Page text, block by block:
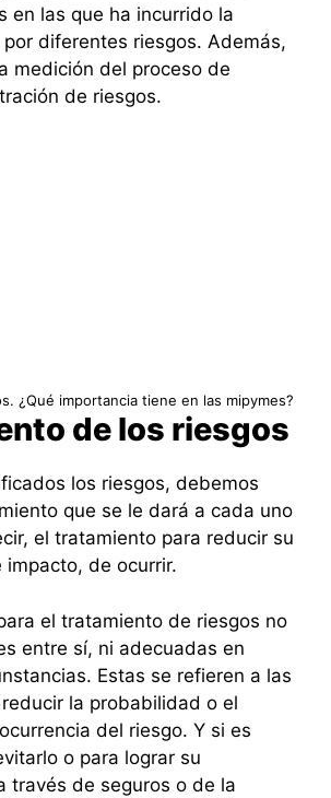
en las que ha incurrido la
por diferentes riesgos. Además,
medición del proceso de
de riesgos.
¿Qué importancia tiene en las mipymes?
de los riesgos
los riesgos, debemos
que se le dará a cada uno
el tratamiento para reducir su
de ocurrir.
el tratamiento de riesgos no
entre sí, ni adecuadas en
Estas se refieren a las
la probabilidad o el
del riesgo. Y si es
o para lograr su
través de seguros o de la